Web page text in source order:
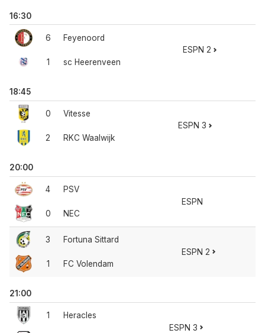
16:30
6
1
Feyenoord
sc Heerenveen
ESPN 2
18:45
0
2
Vitesse
RKC Waalwijk
ESPN 3
20:00
4
0
PSV
NEC
ESPN
3
1
Fortuna Sittard
FC Volendam
ESPN 2
21:00
1 Heracles
ESPN 3